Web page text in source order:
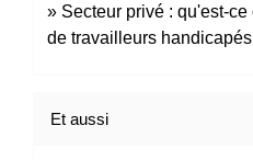
Secteur privé : qu'est-
de travailleurs
Et aussi